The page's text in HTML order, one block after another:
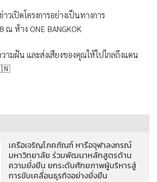
วเปิดโครงการอย่างเป็นทางการ
ห้าง ONE BANGKOK
ามฝัน และส่งเสียงของคุณให้ไปไกลถึงแดน
เครือเจริญโภคภัณฑ์ หารือจุฬาลงกรณ์
มหาวิทยาลัย ร่วมพัฒนาหลักสูตรด้าน
ความยั่งยืน ยกระดับศักยภาพผู้บริหารสู่
การขับเคลื่อนธุรกิจอย่างยั่งยืน